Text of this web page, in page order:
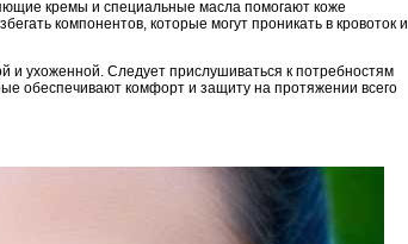
кремы и специальные масла помогают коже
компонентов, которые могут проникать в кровоток и
и ухоженной. Следует прислушиваться к потребностям
обеспечивают комфорт и защиту на протяжении всего